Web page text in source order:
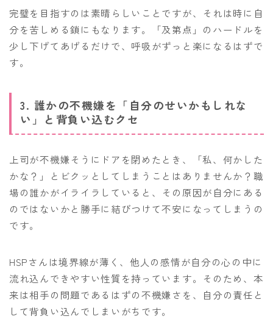
完璧を目指すのは素晴らしいことですが、それは時に自
分を苦しめる鎖にもなります。「及第点」のハードルを
少し下げてあげるだけで、呼吸がずっと楽になるはずで
す。
3. 誰かの不機嫌を「自分のせいかもしれな
い」と背負い込むクセ
上司が不機嫌そうにドアを閉めたとき、「私、何かした
かな？」とビクッとしてしまうことはありませんか？職
場の誰かがイライラしていると、その原因が自分にある
のではないかと勝手に結びつけて不安になってしまうの
です。
HSPさんは境界線が薄く、他人の感情が自分の心の中に
流れ込んできやすい性質を持っています。そのため、本
来は相手の問題であるはずの不機嫌さを、自分の責任と
して背負い込んでしまいがちです。